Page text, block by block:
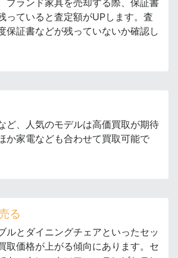
ブランド家具を売却する際、保証書
っていると査定額がUPします。査
保証書などが残っていないか確認し
ど、人気のモデルは高価買取が期待
か家電なども合わせて買取可能で
る
ルとダイニングチェアといったセッ
取価格が上がる傾向にあります。セ